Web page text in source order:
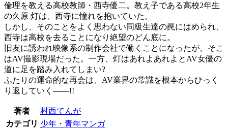
倫理を教える高校教師・西寺優二。教え子である高校2年生
の久原 灯は、西寺に憧れを抱いていた。
しかし、そのことをよく思わない同級生達の罠にはめられ、
西寺は高校を去ることになり絶望のどん底に。
旧友に誘われ映像系の制作会社で働くことになったが、そこ
はAV撮影現場だった。一方、灯はあれよあれよとAV女優の
道に足を踏み入れてしまい?
ふたりの運命的な再会は、AV業界の常識を根本からひっく
り返していく――!!
著者
村西てんが
カテゴリ 少年・青年マンガ